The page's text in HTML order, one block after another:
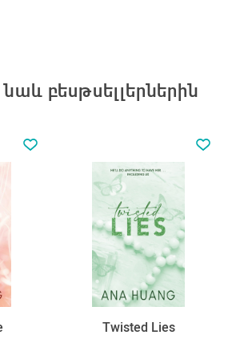
բեսթսելլերներին
Twisted Lies